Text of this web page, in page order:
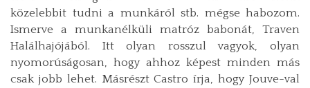
közelebbit tudni a munkáról stb. mégse habozom.
Ismerve a munkanélküli matróz babonát, Traven
Halálhajójából. Itt olyan rosszul vagyok, olyan
nyomorúságosan, hogy ahhoz képest minden más
csak jobb lehet. Másrészt Castro írja, hogy Jouve-val